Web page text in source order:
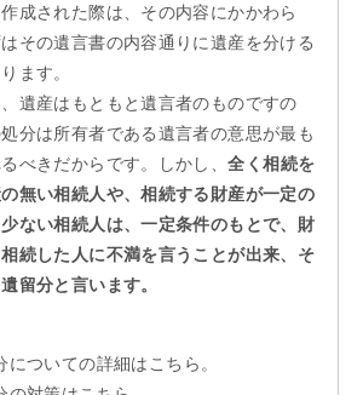
成された際は、その内容にかかわら
その遺言書の内容通りに遺産を分ける
ます。
遺産はもともと遺言者のものですの
分は所有者である遺言者の意思が最も
べきだからです。しかし、全く相続を
無い相続人や、相続する財産が一定の
ない相続人は、一定条件のもとで、財
続した人に不満を言うことが出来、そ
留分と言います。
についての詳細はこちら。